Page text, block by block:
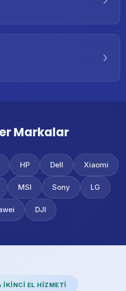
Markalar
HP Dell Xiaomi
MSI Sony LG
DJI
İKİNCİ EL HİZMETİ